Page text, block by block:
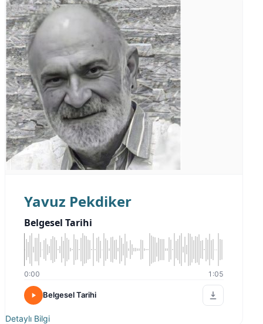
Yavuz Pekdiker
Belgesel Tarihi
0:00 1:05
Belgesel Tarihi
Detaylı Bilgi